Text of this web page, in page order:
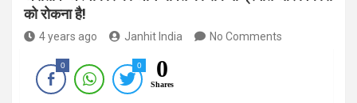
को रोकना है!
4 years ago Janhit India No Comments
0 0 0
Shares